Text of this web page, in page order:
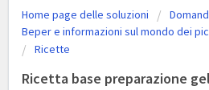
Home page delle soluzioni
Beper e informazioni sul mondo dei
Ricette
Ricetta base preparazione